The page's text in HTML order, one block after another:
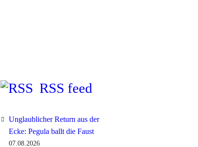
RSS feed
Unglaublicher Return aus der
Ecke: Pegula ballt die Faust
07.08.2026